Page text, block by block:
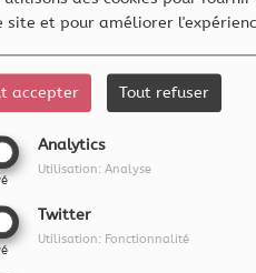
site et pour améliorer
accepter Tout refuser
Analytics
Utilisation: Analyse
Twitter
Utilisation: Fonctionnalité